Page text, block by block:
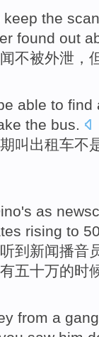
keep the
found out
不被外泄 ，
able to find
the bus.
叫 出租车不
's as
rising to
到新闻播音
有五十万的时
from a